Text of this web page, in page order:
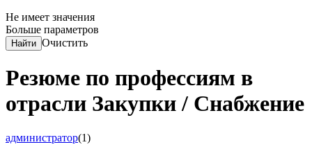
Не имеет значения
Больше параметров
Найти Очистить
Резюме по профессиям в
отрасли Закупки / Снабжение
администратор(1)